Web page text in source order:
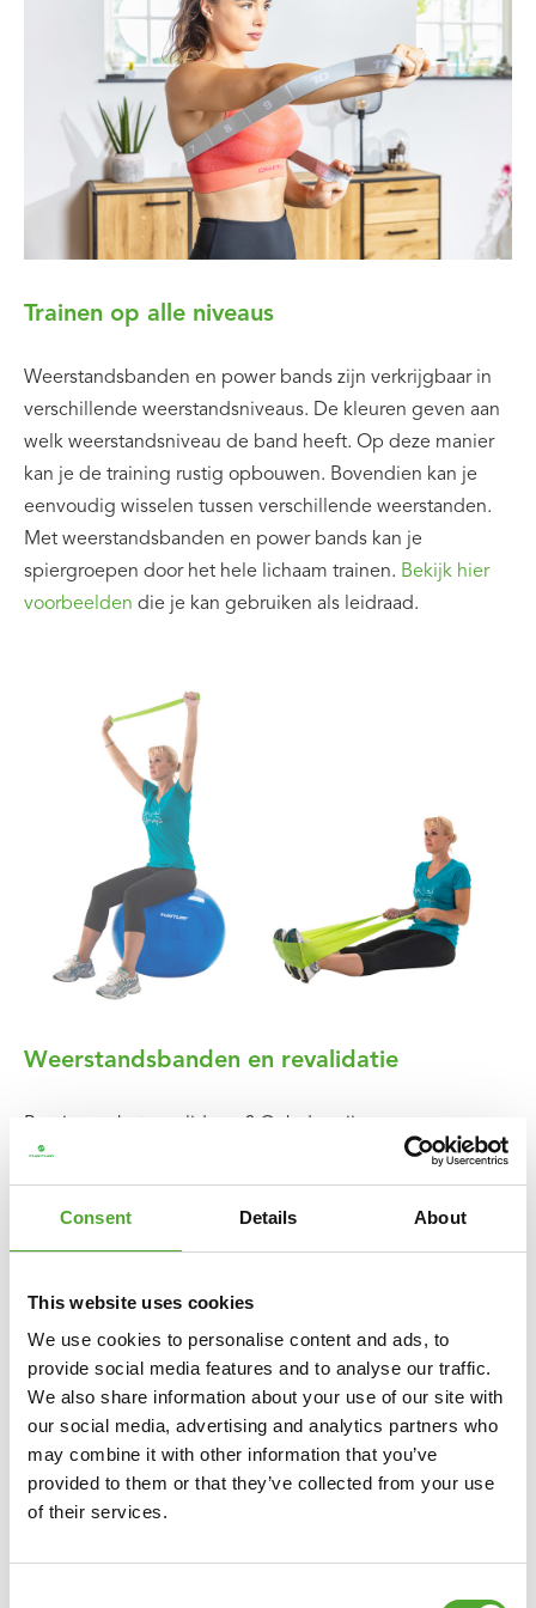
Consent Details About
This website uses cookies
We use cookies to personalise content and ads, to
provide social media features and to analyse our traffic.
We also share information about your use of our site with
our social media, advertising and analytics partners who
may combine it with other information that you’ve
provided to them or that they’ve collected from your use
of their services.
Trainen op alle niveaus
Weerstandsbanden en power bands zijn verkrijgbaar in
verschillende weerstandsniveaus. De kleuren geven aan
welk weerstandsniveau de band heeft. Op deze manier
kan je de training rustig opbouwen. Bovendien kan je
eenvoudig wisselen tussen verschillende weerstanden.
Met weerstandsbanden en power bands kan je
spiergroepen door het hele lichaam trainen. Bekijk hier
voorbeelden die je kan gebruiken als leidraad.
Weerstandsbanden en revalidatie
weerstandsbanden en power bands ideaal. Je kan
gecontroleerd bewegen op een langzaam tempo, kan
langzaam opbouwen en eventueel een stapje terug gaan
als het even wat minder gaat. Je wisselt eenvoudig en